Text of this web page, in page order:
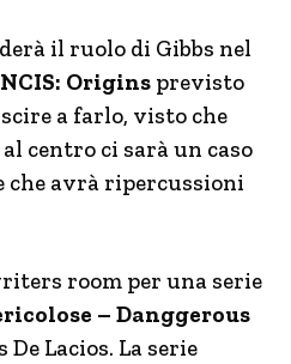
il ruolo di Gibbs nel
NCIS: Origins previsto
a farlo, visto che
centro ci sarà un caso
che avrà ripercussioni
room per una serie
– Danggerous
De Lacios. La serie